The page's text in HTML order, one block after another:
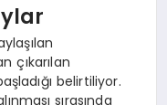
çıkarılan
belirtiliyor.
sırasında